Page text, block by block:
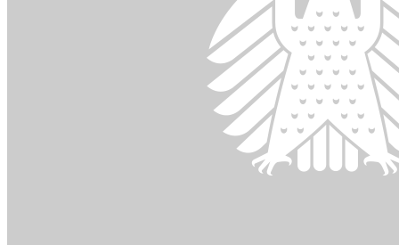
Der Kulturausschuss kommt im Paul-Löbe-Haus zu einer